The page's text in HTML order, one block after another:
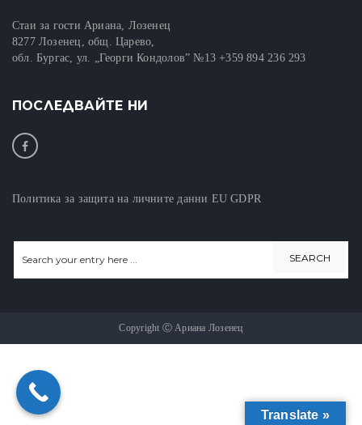
Стаи за гости Ариана, Лозенец
8277 Лозенец, общ. Царево,
обл. Бургас, ул. „Георги Кондолов” №13 +359 894 236 293
ПОСЛЕДВАЙТЕ НИ
Политика за защита на личните данни EU GDPR
Copyright Ⓒ Ариана Лозенец
Translate »